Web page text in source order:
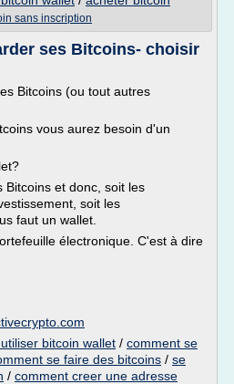
sans inscription
ses Bitcoins- choisir
Bitcoins (ou tout autres
vous aurez besoin d'un
Bitcoins et donc, soit les
soit les
faut un wallet.
électronique. C'est à dire
bitcoin wallet / comment se
se faire des bitcoins / se
/ comment creer une adresse